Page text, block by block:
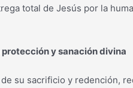
total de Jesús por la
y sanación divina
su sacrificio y redención,